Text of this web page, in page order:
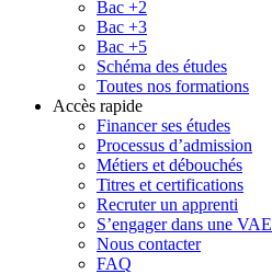
Bac +2
Bac +3
Bac +5
Schéma des études
Toutes nos formations
Accès rapide
Financer ses études
Processus d’admission
Métiers et débouchés
Titres et certifications
Recruter un apprenti
S’engager dans une VAE
Nous contacter
FAQ